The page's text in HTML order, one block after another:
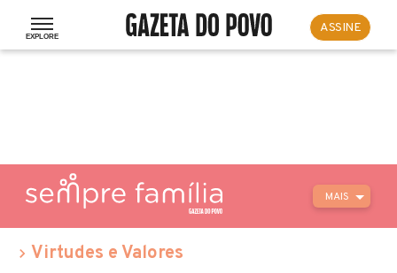
ASSINE
MAIS
Virtudes e Valores